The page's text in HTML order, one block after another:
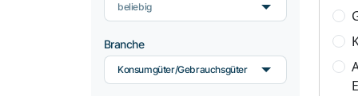
beliebig
Branche
Konsumgüter/Gebrauchsgüter